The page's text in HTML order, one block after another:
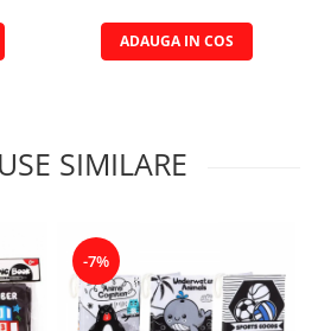
ADAUGA IN COS
SIMILARE
-7%